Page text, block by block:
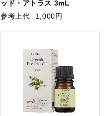
ッド・アトラス 3mL
参考上代
1,000円